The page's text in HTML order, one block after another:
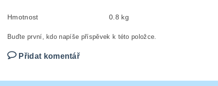
Hmotnost 0.8 kg
Buďte první, kdo napíše příspěvek k této položce.
Přidat komentář